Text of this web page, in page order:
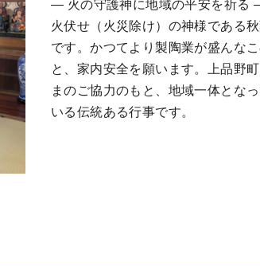
火伏せ（火災除け）の神様である
です。かつてより製陶業が盛んな
と、家内安全を願います。上品野
まのご協力のもと、地域一体とな
いる伝統ある行事です。